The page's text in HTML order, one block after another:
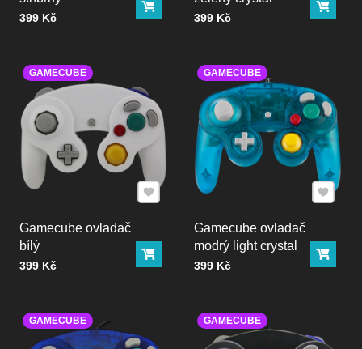
Cena bez DPH
399 Kč Do košíkuCena bez DPH
399 Kč Do
Gamecube ovladač
bílý
Cena bez DPH
399 Kč Do košíku
GAMECUBE
Přidat k Oblíbeným
Gamecube ovladač
modrý light crystal
Cena bez DPH
399 Kč Do
GAMECUBE
Přidat k
GAMECUBE GAMECUBE